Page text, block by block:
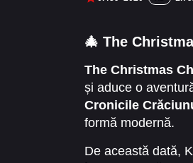
🎄 The
The Christmas
și aduce o
Cronicile
formă modernă.
De această dată,